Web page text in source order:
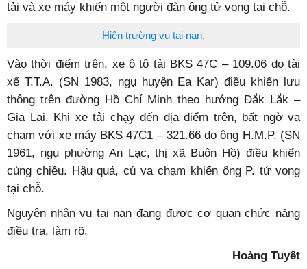
tải và xe máy khiến một người đàn ông tử vong tại chỗ.
Hiện trường vụ tai nạn.
Vào thời điểm trên, xe ô tô tải BKS 47C – 109.06 do tài
xế T.T.A. (SN 1983, ngụ huyện Ea Kar) điều khiển lưu
thông trên đường Hồ Chí Minh theo hướng Đắk Lắk –
Gia Lai. Khi xe tải chạy đến địa điểm trên, bất ngờ va
chạm với xe máy BKS 47C1 – 321.66 do ông H.M.P. (SN
1961, ngụ phường An Lạc, thị xã Buôn Hồ) điều khiển
cùng chiều. Hậu quả, cú va chạm khiến ông P. tử vong
tại chỗ.
Nguyên nhân vụ tai nạn đang được cơ quan chức năng
điều tra, làm rõ.
Hoàng Tuyết